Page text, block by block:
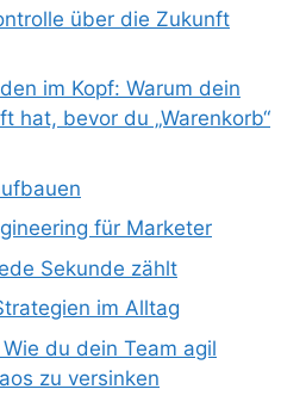
über die Zukunft
im Kopf: Warum dein
hat, bevor du „Warenkorb“
für Marketer
Sekunde zählt
im Alltag
du dein Team agil
zu versinken